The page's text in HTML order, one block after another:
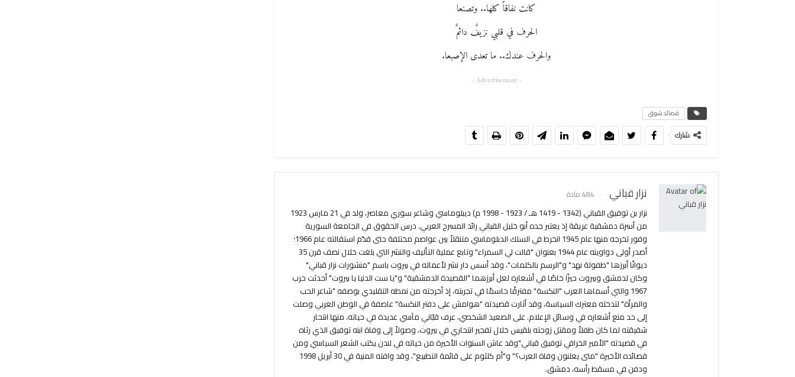
كانت نفاقاً كلها.. وتصنعا
الحرف في قلبي نزيفٌ دائمٌ
والحرف عندك.. ما تعدى الإصبعا.
- Advertisement -
قصائد شوق
شارك
نزار قباني 484 مادة
نزار بن توفيق القباني (1342 - 1419 هـ / 1923 - 1998 م) ديبلوماسي وشاعر سوري معاصر، ولد في 21 مارس 1923
من أسرة دمشقية عريقة إذ يعتبر جده أبو خليل القباني رائد المسرح العربي. درس الحقوق في الجامعة السورية
وفور تخرجه منها عام 1945 انخرط في السلك الدبلوماسي متنقلاً بين عواصم مختلفة حتى قدّم استقالته عام 1966؛
أصدر أولى دواوينه عام 1944 بعنوان "قالت لي السمراء" وتابع عملية التأليف والنشر التي بلغت خلال نصف قرن 35
ديوانًا أبرزها "طفولة نهد" و"الرسم بالكلمات"، وقد أسس دار نشر لأعماله في بيروت باسم "منشورات نزار قباني"
وكان لدمشق وبيروت حيزًا خاصًا في أشعاره لعل أبرزهما "القصيدة الدمشقية" و"يا ست الدنيا يا بيروت" أحدثت حرب
1967 والتي أسماها العرب "النكسة" مفترقًا حاسمًا في تجربته، إذ أخرجته من نمطه التقليدي بوصفه "شاعر الحب
والمرأة" لتدخله معترك السياسة، وقد أثارت قصيدته "هوامش على دفتر النكسة" عاصفة في الوطن العربي وصلت
إلى حد منع أشعاره في وسائل الإعلام. على الصعيد الشخصي، عرف قبّاني مآسي عديدة في حياته، منها انتحار
شقيقته لما كان طفلاً ومقتل زوجته بلقيس خلال تفجير انتحاري في بيروت، وصولاً إلى وفاة ابنه توفيق الذي رثاه
في قصيدته "الأمير الخرافي توفيق قباني"وقد عاش السنوات الأخيرة من حياته في لندن يكتب الشعر السياسي ومن
قصائده الأخيرة "متى يعلنون وفاة العرب؟" و"أم كلثوم على قائمة التطبيع"، وقد وافته المنية في 30 أبريل 1998
ودفن في مسقط رأسه، دمشق.